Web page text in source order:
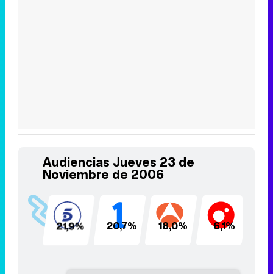
Audiencias Jueves 23 de
Noviembre de 2006
21,9% 20,7% 18,0% 6,1%